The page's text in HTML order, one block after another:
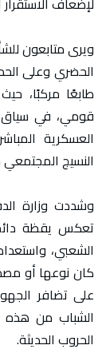
ويرى متابعون
الحضري وعلى
طابعًا مركبًا،
قومي، في سياق
العسكرية
النسيج
وشددت وزارة
تعكس يقظة
الشعبي،
كان نوعها أو
على تضافر
الشباب من هذه
الحروب الحديثة.